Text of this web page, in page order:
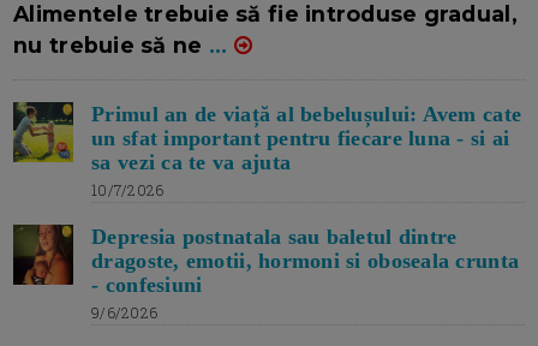
Alimentele trebuie să fie introduse gradual,
nu trebuie să ne ...
Primul an de viață al bebelușului: Avem cate
un sfat important pentru fiecare luna - si ai
sa vezi ca te va ajuta
10/7/2026
Depresia postnatala sau baletul dintre
dragoste, emotii, hormoni si oboseala crunta
- confesiuni
9/6/2026